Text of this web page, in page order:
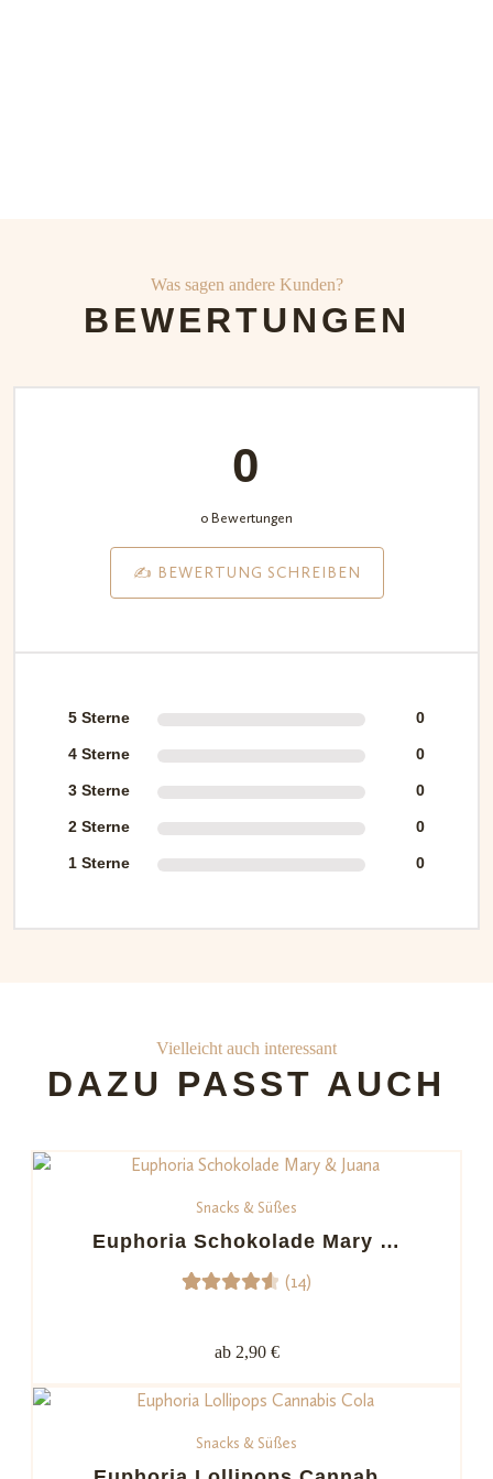
Was sagen andere Kunden?
BEWERTUNGEN
0
0 Bewertungen
✍️ BEWERTUNG SCHREIBEN
5 Sterne 0
4 Sterne 0
3 Sterne 0
2 Sterne 0
1 Sterne 0
Vielleicht auch interessant
DAZU PASST AUCH
Snacks & Süßes
Euphoria Schokolade Mary …
4.64
von 5,
nd auf
Kundenb
(14)
ab 2,90 €
Snacks & Süßes